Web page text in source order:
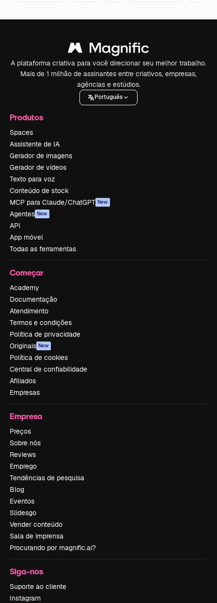
A plataforma criativa para você direcionar seu melhor trabalho.
Mais de 1 milhão de assinantes entre criativos, empresas,
agências e estúdios.
Português
Produtos
Spaces
Assistente de IA
Gerador de imagens
Gerador de vídeos
Texto para voz
Conteúdo de stock
MCP para Claude/ChatGPT New
Agentes New
API
App móvel
Todas as ferramentas
Começar
Academy
Documentação
Atendimento
Termos e condições
Política de privacidade
Originais New
Política de cookies
Central de confiabilidade
Afiliados
Empresas
Empresa
Preços
Sobre nós
Reviews
Emprego
Tendências de pesquisa
Blog
Eventos
Slidesgo
Vender conteúdo
Sala de imprensa
Procurando por magnific.ai?
Siga-nos
Suporte ao cliente
Instagram